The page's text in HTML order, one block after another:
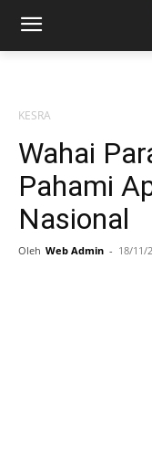
KESRA
Wahai
Pahami
Nasional
Oleh Web Admin - 18/11/